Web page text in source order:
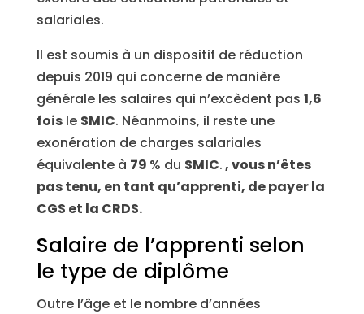
salariales.
Il est soumis à un dispositif de réduction
depuis 2019 qui concerne de manière
générale les salaires qui n’excèdent pas 1,6
foisle SMIC. Néanmoins, il reste une
exonération de charges salariales
équivalente à 79 % du SMIC., vous n’êtes
pas tenu, en tant qu’apprenti, de payer la
CGS et la CRDS.
Salaire de l’apprenti selon
le type de diplôme
Outre l’âge et le nombre d’années